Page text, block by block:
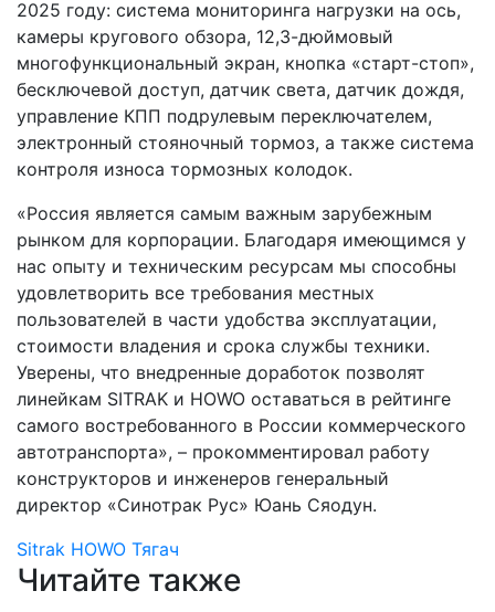
2025 году: система мониторинга нагрузки на ось,
камеры кругового обзора, 12,3-дюймовый
многофункциональный экран, кнопка «старт-стоп»,
бесключевой доступ, датчик света, датчик дождя,
управление КПП подрулевым переключателем,
электронный стояночный тормоз, а также система
контроля износа тормозных колодок.
«Россия является самым важным зарубежным
рынком для корпорации. Благодаря имеющимся у
нас опыту и техническим ресурсам мы способны
удовлетворить все требования местных
пользователей в части удобства эксплуатации,
стоимости владения и срока службы техники.
Уверены, что внедренные доработок позволят
линейкам SITRAK и HOWO оставаться в рейтинге
самого востребованного в России коммерческого
автотранспорта», – прокомментировал работу
конструкторов и инженеров генеральный
директор «Синотрак Рус» Юань Сяодун.
Sitrak HOWO Тягач
Читайте также